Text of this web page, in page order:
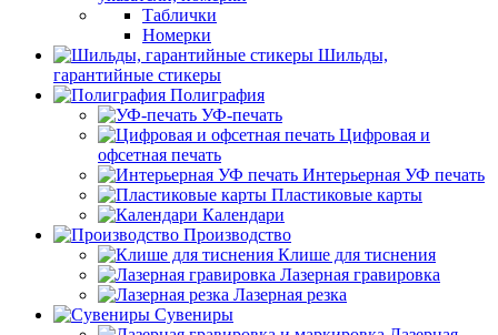
Таблички
Номерки
Шильды,
гарантийные стикеры
Полиграфия
УФ-печать
Цифровая и
офсетная печать
Интерьерная УФ печать
Пластиковые карты
Календари
Производство
Клише для тиснения
Лазерная гравировка
Лазерная резка
Сувениры